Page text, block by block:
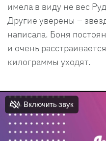
имела в виду не вес
Другие уверены –
написала. Боня
и очень
килограммы уходят.